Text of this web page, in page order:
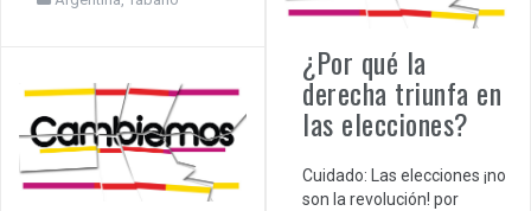
¿Por qué la
derecha triunfa en
las elecciones?
Cuidado: Las elecciones ¡no
son la revolución! por